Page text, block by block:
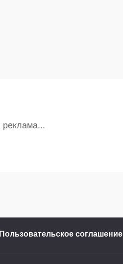
Пользовательское соглашение